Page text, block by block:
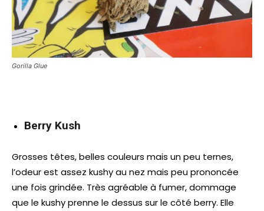
Gorilla Glue
Berry Kush
Grosses têtes, belles couleurs mais un peu ternes,
l’odeur est assez kushy au nez mais peu prononcée
une fois grindée. Très agréable à fumer, dommage
que le kushy prenne le dessus sur le côté berry. Elle